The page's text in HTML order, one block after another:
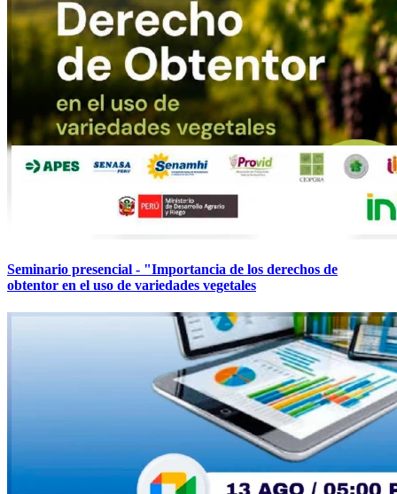
Seminario presencial - "Importancia de los derechos de
obtentor en el uso de variedades vegetales